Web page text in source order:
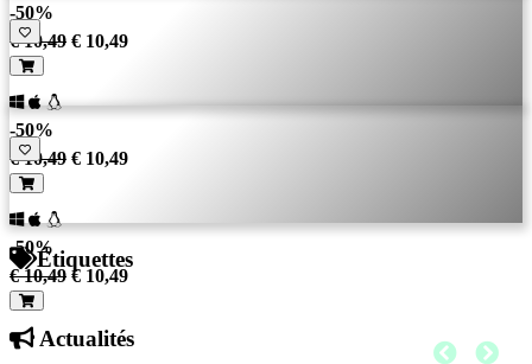
-50%
€ 10,49 € 10,49
-50%
€ 10,49 € 10,49
-50%
€ 10,49 € 10,49
Étiquettes
Actualités